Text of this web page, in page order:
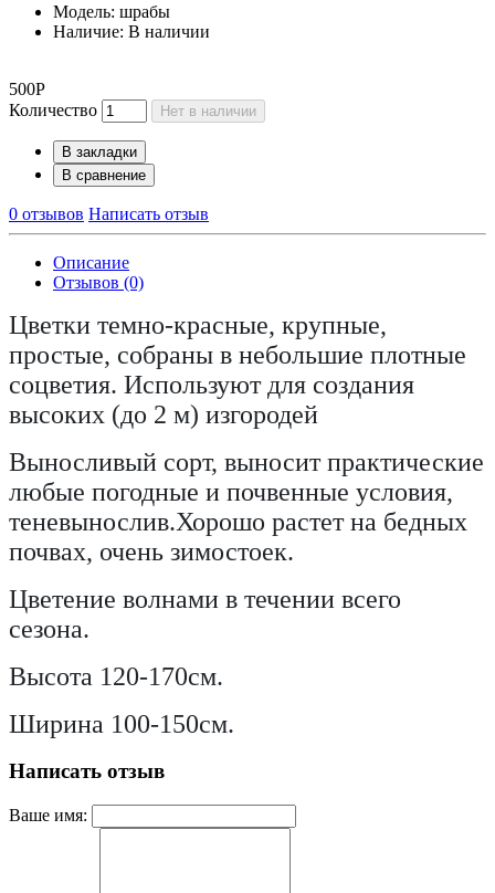
Модель: шрабы
Наличие: В наличии
500Р
Количество
Нет в наличии
В закладки
В сравнение
0 отзывов Написать отзыв
Описание
Отзывов (0)
Цветки темно-красные, крупные,
простые, собраны в небольшие плотные
соцветия. Используют для создания
высоких (до 2 м) изгородей
Выносливый сорт, выносит практические
любые погодные и почвенные условия,
теневынослив.Хорошо растет на бедных
почвах, очень зимостоек.
Цветение волнами в течении всего
сезона.
Высота 120-170cм.
Ширина 100-150cм.
Написать отзыв
Ваше имя: